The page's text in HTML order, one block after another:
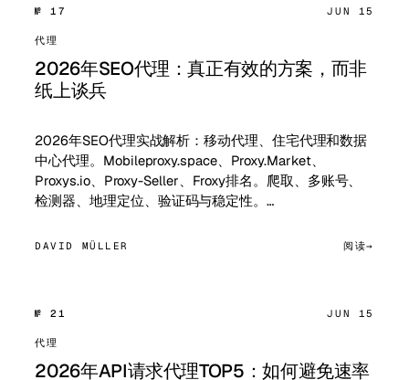
№ 17 JUN 15
代理
2026年SEO代理：真正有效的方案，而非
纸上谈兵
2026年SEO代理实战解析：移动代理、住宅代理和数据
中心代理。Mobileproxy.space、Proxy.Market、
Proxys.io、Proxy-Seller、Froxy排名。爬取、多账号、
检测器、地理定位、验证码与稳定性。…
DAVID MÜLLER 阅读
№ 21 JUN 15
代理
2026年API请求代理TOP5：如何避免速率